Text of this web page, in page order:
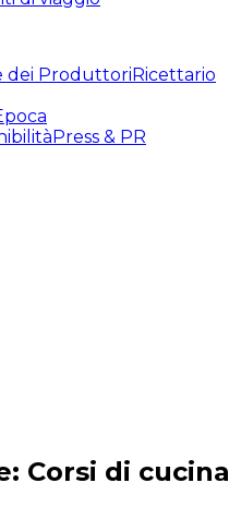
dei ProduttoriRicettario
Press & PR
Esperienze
Corsi di cucina